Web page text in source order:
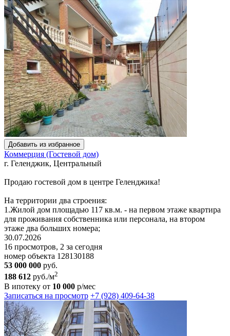
Добавить из избранное
Коммерция (Гостевой дом)
г. Геленджик, Центральный
Продаю гостевой дом в центре Геленджика!
На территории два строения:
1.Жилой дoм площaдью 117 кв.м. - на первом этаже квартира
для проживания собственника или персонала, на втором
этаже два больших номера;
30.07.2026
16 просмотров, 2 за сегодня
номер объекта 128130188
53 000 000 руб.
188 612 руб./м2
В ипотеку от 10 000 р/мес
Записаться на просмотр +7 (928) 409-64-38